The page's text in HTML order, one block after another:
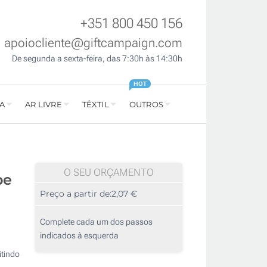
+351 800 450 156
apoiocliente@giftcampaign.com
De segunda a sexta-feira, das 7:30h às 14:30h
AR LIVRE TÊXTIL OUTROS
HOT
O SEU ORÇAMENTO
Preço a partir de:2,07 €
Complete cada um dos passos
indicados à esquerda